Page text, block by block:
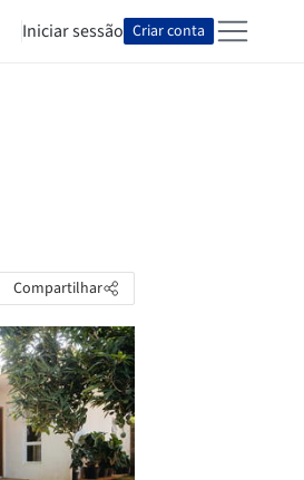
Iniciar sessão Criar conta
Compartilhar